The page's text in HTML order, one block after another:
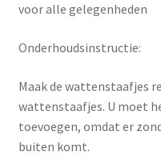
voor alle gelegenheden
Onderhoudsinstructie:
Maak de wattenstaafjes
wattenstaafjes. U moet
toevoegen, omdat er
buiten komt.